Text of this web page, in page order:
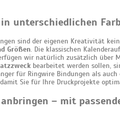
unterschiedlichen
sind der eigenen Kreativität
Größen. Die klassischen
wir natürlich zusätzlich über
bearbeitet werden sollen,
für Ringwire Bindungen als
Sie für Ihre Druckprojekte
– mit